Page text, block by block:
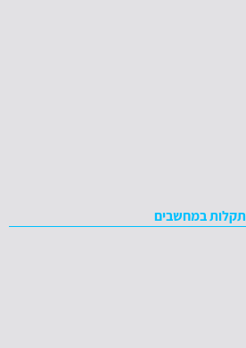
תקלות במחשבים